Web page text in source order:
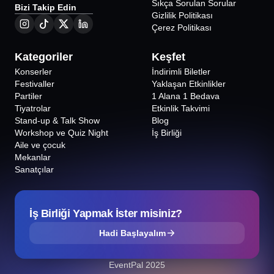
Bizi Takip Edin
Sıkça Sorulan Sorular
Gizlilik Politikası
Çerez Politikası
Kategoriler
Konserler
Festivaller
Partiler
Tiyatrolar
Stand-up & Talk Show
Workshop ve Quiz Night
Aile ve çocuk
Mekanlar
Sanatçılar
Keşfet
İndirimli Biletler
Yaklaşan Etkinlikler
1 Alana 1 Bedava
Etkinlik Takvimi
Blog
İş Birliği
İş Birliği Yapmak İster misiniz?
Hadi Başlayalım
EventPal 2025